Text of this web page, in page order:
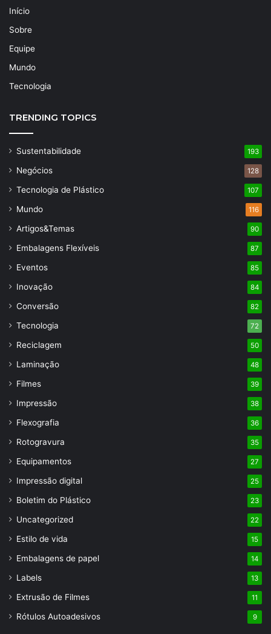
Início
Sobre
Equipe
Mundo
Tecnologia
TRENDING TOPICS
Sustentabilidade 193
Negócios 128
Tecnologia de Plástico 107
Mundo 116
Artigos&Temas 90
Embalagens Flexíveis 87
Eventos 85
Inovação 84
Conversão 82
Tecnologia 72
Reciclagem 50
Laminação 48
Filmes 39
Impressão 38
Flexografia 36
Rotogravura 35
Equipamentos 27
Impressão digital 25
Boletim do Plástico 23
Uncategorized 22
Estilo de vida 15
Embalagens de papel 14
Labels 13
Extrusão de Filmes 11
Rótulos Autoadesivos 9